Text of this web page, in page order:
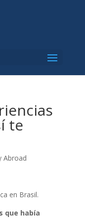
te
Abroad
en Brasil.
que había